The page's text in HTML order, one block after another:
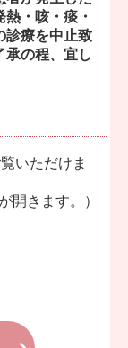
・咳・痰・
診療を中止致
承の程、宜し
いただけま
開きます。）